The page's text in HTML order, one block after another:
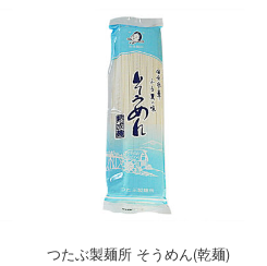
つたぶ製麺所 そうめん(乾麺)